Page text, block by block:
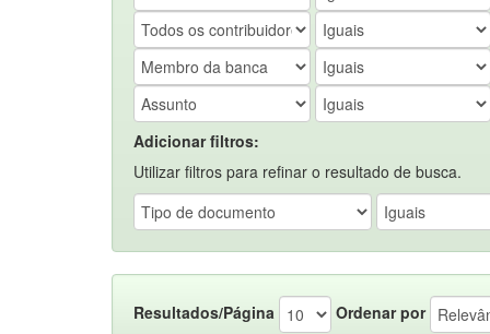
Adicionar filtros:
Utilizar filtros para refinar o resultado de busca.
Resultados/Página Ordenar por